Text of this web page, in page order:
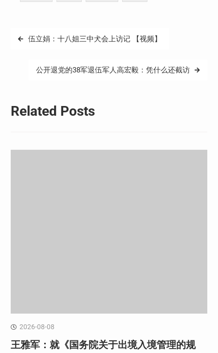
文
伍立娟：十八姐三中犬会上访记 【视频】
公开退党的38军退伍军人高宏毅：凭什么还截访
Related Posts
2026-08-08
王雅军：就《国务院关于出境入境管理的规